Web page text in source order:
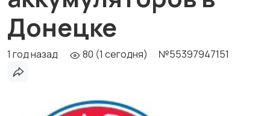
Донецке
1 год назад 80 (1 сегодня) №55397947151